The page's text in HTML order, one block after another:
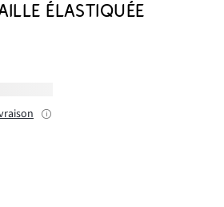
ÉLASTIQUÉE